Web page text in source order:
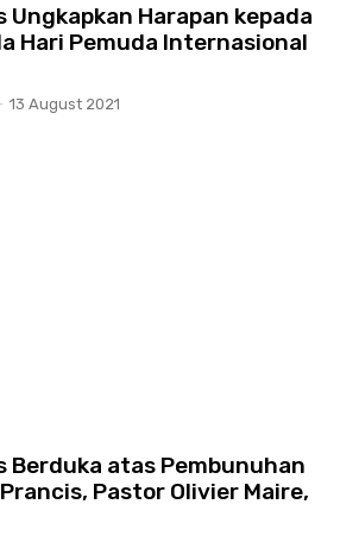
Ungkapkan Harapan kepada
Hari Pemuda Internasional
13 August 2021
Berduka atas Pembunuhan
Pastor Olivier Maire,